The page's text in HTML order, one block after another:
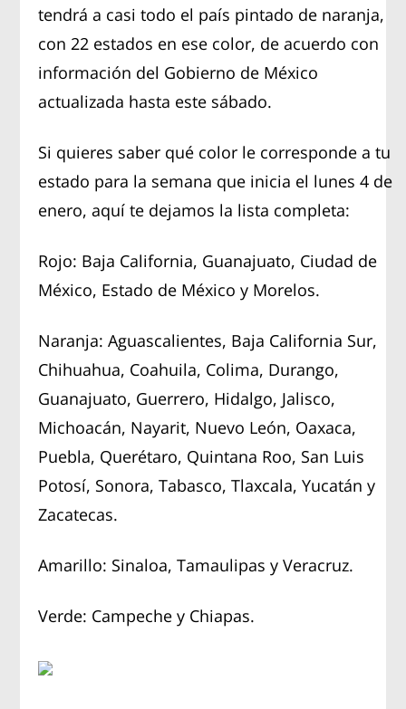
tendrá a casi todo el país pintado de naranja,
con 22 estados en ese color, de acuerdo con
información del Gobierno de México
actualizada hasta este sábado.
Si quieres saber qué color le corresponde a tu
estado para la semana que inicia el lunes 4 de
enero, aquí te dejamos la lista completa:
Rojo: Baja California, Guanajuato, Ciudad de
México, Estado de México y Morelos.
Naranja: Aguascalientes, Baja California Sur,
Chihuahua, Coahuila, Colima, Durango,
Guanajuato, Guerrero, Hidalgo, Jalisco,
Michoacán, Nayarit, Nuevo León, Oaxaca,
Puebla, Querétaro, Quintana Roo, San Luis
Potosí, Sonora, Tabasco, Tlaxcala, Yucatán y
Zacatecas.
Amarillo: Sinaloa, Tamaulipas y Veracruz.
Verde: Campeche y Chiapas.